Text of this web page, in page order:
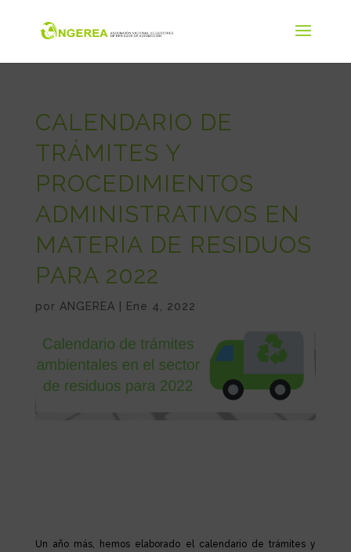
CALENDARIO DE
TRÁMITES Y
PROCEDIMIENTOS
ADMINISTRATIVOS EN
MATERIA DE RESIDUOS
PARA 2022
por ANGEREA Ene 4, 2022
Un año más, hemos elaborado el calendario de trámites y